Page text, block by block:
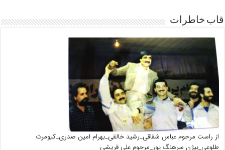
قاب خاطرات
از راست مرحوم عباس شقاقی_رشید خالقی_بهرام امین صدری_کیومرث
طلوعی_بیژن سرهنگ پور_مرحوم علی قریشی